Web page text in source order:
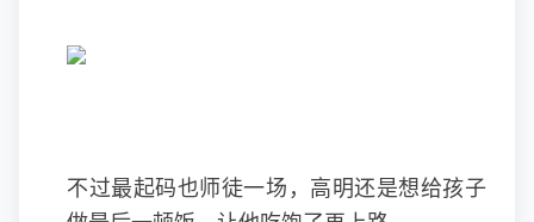
不过最起码也师徒一场，高明还是想给孩子